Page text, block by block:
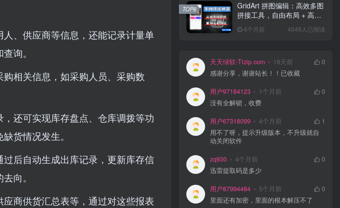
、供应商等信息，还能记录计量单
询。
相关信息，如采购人员、采购数
还可实现库存盘点、仓库调拨等功
货情况发生。
后自动生成出库记录，更新库存信
向。
商供货汇总表等，通过对这些报表
GridArt 拼图编辑：高效多图
拼接工具，自由布局 + 高清
位！4个月前 4049人已阅读
TOP6
天天绿软-Ttzip.com 18天前
0
感谢分享，谢谢站长！！已收藏
用户97184123 1个月前
0
没有全解锁，收费
用户67318099 4个月前
1
用不了呀，提示升级版本，不升级就自
动关闭软件
zq930 4个月前
0
迅雷提取码是多少
用户87994484 5个月前
0
里面还有加密，里面的根本解压不了